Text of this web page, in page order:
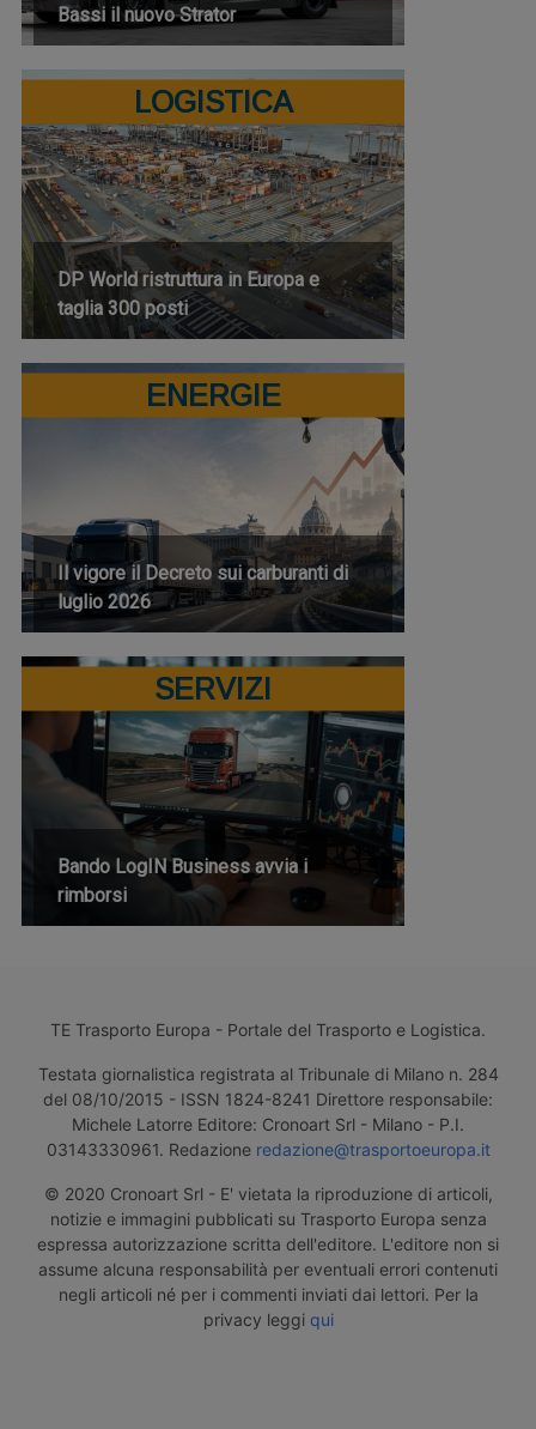
Bassi il nuovo Strator
LOGISTICA
DP World ristruttura in Europa e
taglia 300 posti
ENERGIE
Il vigore il Decreto sui carburanti di
luglio 2026
SERVIZI
Bando LogIN Business avvia i
rimborsi
TE Trasporto Europa - Portale del Trasporto e Logistica.
Testata giornalistica registrata al Tribunale di Milano n. 284
del 08/10/2015 - ISSN 1824-8241 Direttore responsabile:
Michele Latorre Editore: Cronoart Srl - Milano - P.I.
03143330961. Redazione redazione@trasportoeuropa.it
© 2020 Cronoart Srl - E' vietata la riproduzione di articoli,
notizie e immagini pubblicati su Trasporto Europa senza
espressa autorizzazione scritta dell'editore. L'editore non si
assume alcuna responsabilità per eventuali errori contenuti
negli articoli né per i commenti inviati dai lettori. Per la
privacy leggi qui